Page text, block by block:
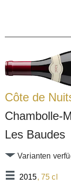
Côte de
Chambolle-
Les Baudes
2015, 75 cl
Varianten